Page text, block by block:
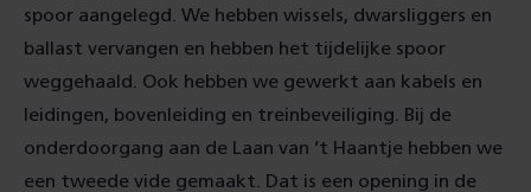
spoor aangelegd. We hebben wissels, dwarsliggers en
ballast vervangen en hebben het tijdelijke spoor
weggehaald. Ook hebben we gewerkt aan kabels en
leidingen, bovenleiding en treinbeveiliging. Bij de
onderdoorgang aan de Laan van ’t Haantje hebben we
een tweede vide gemaakt. Dat is een opening in de